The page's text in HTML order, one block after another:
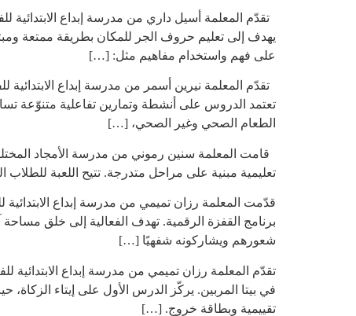
يهدف إلى تعليم حروف الجر للمكان بطريقة ممتعة
على فهم واستخدام مفاهيم مثل: […]
تقدّم المعلمة نيرين أسمر من مدرسة إبداع
تعتمد الدروس على أنشطة وتمارين تفاعلية متنوّعة
الطعام الصحي وغير الصحي، […]
قامت المعلمة سنين رموني من مدرسة الأمجاد
تعليمية مبنية على مراحل متدرجة. تتيح اللعبة للطلاب
قدّمت المعلمة رزان تميمي من مدرسة إبداع
برنامج القفزة الرقمية. تهدف الفعالية إلى خلق
شعورهم ويشاركونه شفهيًا […]
تقدّم المعلمة رزان تميمي من مدرسة إبداع الابتدائية
في بيتا المربين. يركّز الدرس الأول على إيتاء
تقييمية وبطاقة خروج. […]